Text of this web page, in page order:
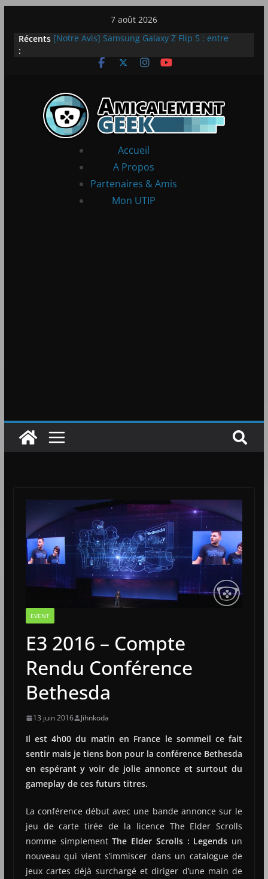
contenu
7 août 2026
Récents
:
[Notre Avis] Samsung Galaxy Z Flip 5 : entre
[PS5] New World Aeternum [Notre Avis]
LEGO dévoile la LEGO Technic McLaren P1
Accueil
A Propos
Partenaires & Amis
Mon UTIP
EVENT
E3 2016 – Compte
Rendu Conférence
Bethesda
13 juin 2016 Jihnkoda
Il est 4h00 du matin en France le sommeil ce fait
sentir mais je tiens bon pour la conférence Bethesda
en espérant y voir de jolie annonce et surtout du
gameplay de ces futurs titres.
La conférence début avec une bande annonce sur le
jeu de carte tirée de la licence The Elder Scrolls
nomme simplementThe Elder Scrolls : Legends un
nouveau qui vient s’immiscer dans un catalogue de
jeux cartes déjà surchargé et diriger d’une main de